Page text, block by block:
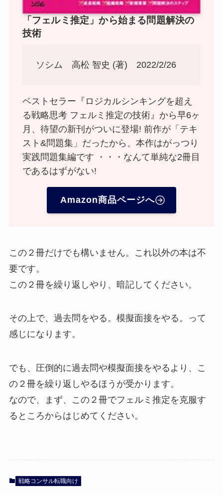
「フェルミ推定」から始まる問題解決の
技術
ソシム 高松 智史 (著) 2022/2/26
ベストセラー『ロジカルシンキングを超え
る戦略思考 フェルミ推定の技術』から早6ヶ
月、待望の新刊がついに登場! 前作が「テキ
スト&問題集」だったから、本作はがっつり
実践問題集編です ・・・なんて単純な2冊目
であるはずがない!
Amazon商品ページへ
この２冊だけでも構いません。これ以外の本は不
要です。
この２冊を繰り返しやり、暗記してください。
その上で、過去問をやる。模擬面接をやる。って
感じになります。
でも、圧倒的に過去問や模擬面接をやるより、こ
の２冊を繰り返しやるほうが受かります。
なので、まず、この２冊でフェルミ推定を克服す
るところからはじめてください。
戦略コンサル転職向け